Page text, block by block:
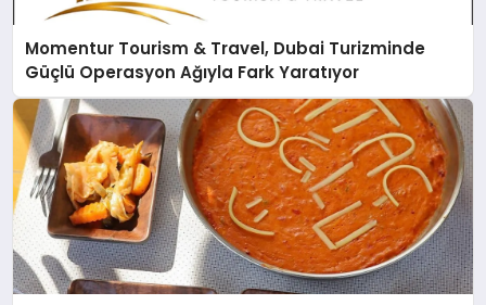
Momentur Tourism & Travel, Dubai Turizminde
Güçlü Operasyon Ağıyla Fark Yaratıyor